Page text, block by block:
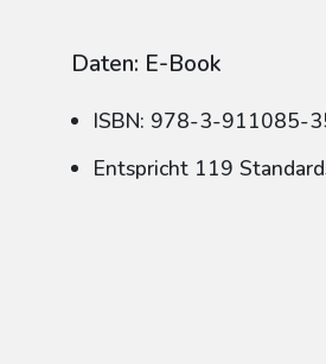
Daten: E-Book
ISBN: 978-3-911085-
Entspricht 119